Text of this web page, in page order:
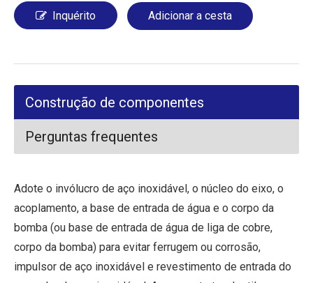
Inquérito Adicionar a cesta
Construção de componentes
Perguntas frequentes
Adote o invólucro de aço inoxidável, o núcleo do eixo, o
acoplamento, a base de entrada de água e o corpo da
bomba (ou base de entrada de água de liga de cobre,
corpo da bomba) para evitar ferrugem ou corrosão,
impulsor de aço inoxidável e revestimento de entrada do